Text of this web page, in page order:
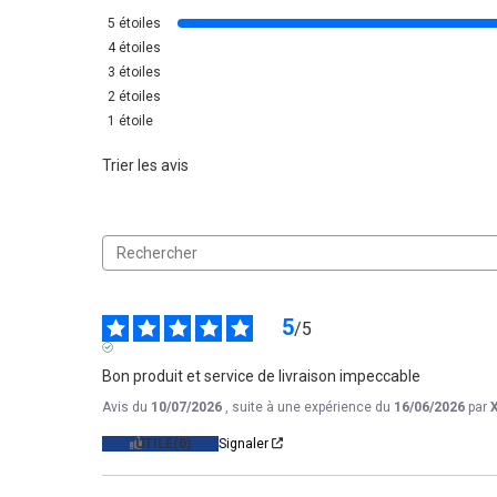
5 étoiles
4 étoiles
3 étoiles
2 étoiles
1 étoile
Trier les avis
5/5
Bon produit et service de livraison impeccable
Avis du 10/07/2026 , suite à une expérience du 16/06/2026 par
UTILE(0) Signaler